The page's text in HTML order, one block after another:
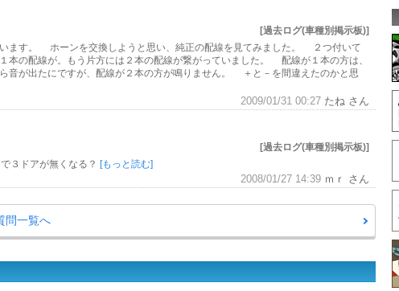
[過去ログ(車種別掲示板)]
ます。 ホーンを交換しようと思い、純正の配線を見てみました。 ２つ付いて
本の配線が。もう片方には２本の配線が繋がっていました。 配線が１本の方は、
音が出たにですが、配線が２本の方が鳴りません。 ＋と－を間違えたのかと思
2009/01/31 00:27 たね さん
[過去ログ(車種別掲示板)]
３ドアが無くなる？ [もっと読む]
2008/01/27 14:39 ｍｒ さん
問一覧へ